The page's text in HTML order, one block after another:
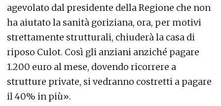
agevolato dal presidente della Regione che non
ha aiutato la sanità goriziana, ora, per motivi
strettamente strutturali, chiuderà la casa di
riposo Culot. Così gli anziani anziché pagare
1.200 euro al mese, dovendo ricorrere a
strutture private, si vedranno costretti a pagare
il 40% in più».